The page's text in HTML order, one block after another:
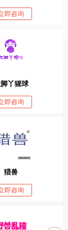
即咨询
丫猩球
即咨询
猎兽
即咨询